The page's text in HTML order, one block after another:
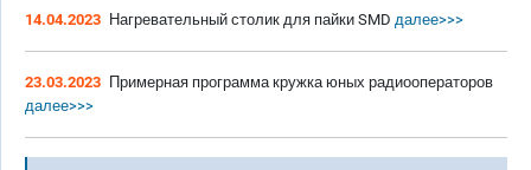
14.04.2023 Нагревательный столик для пайки SMD далее>>>
23.03.2023 Примерная программа кружка юных радиооператоров
далее>>>